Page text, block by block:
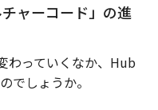
ャーコード」の進
わっていくなか、Hub
でしょうか。